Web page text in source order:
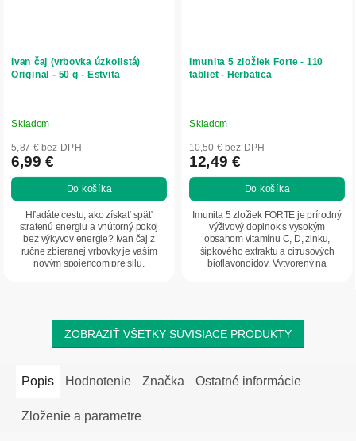
Ivan čaj (vrbovka úzkolistá)
Original - 50 g - Estvita
Skladom
5,87 € bez DPH
6,99 €
Do košíka
Hľadáte cestu, ako získať späť
stratenú energiu a vnútorný pokoj
bez výkyvov energie? Ivan čaj z
ručne zbieranej vrbovky je vaším
novým spojencom pre silu,
Imunita 5 zložiek Forte - 110
tabliet - Herbatica
Skladom
10,50 € bez DPH
12,49 €
Do košíka
Imunita 5 zložiek FORTE je prírodný
výživový doplnok s vysokým
obsahom vitamínu C, D, zinku,
šípkového extraktu a citrusových
bioflavonoidov. Vytvorený na
ZOBRAZIŤ VŠETKY SÚVISIACE PRODUKTY
Popis Hodnotenie Značka Ostatné informácie
Zloženie a parametre